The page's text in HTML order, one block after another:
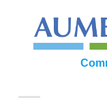
content